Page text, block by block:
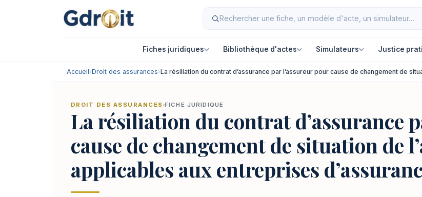
Fiches juridiques Bibliothèque d'actes Simulateurs Justice
Accueil›Droit des assurances›La résiliation du contrat d’assurance par l’assureur pour cause de changement de
DROIT DES ASSURANCES FICHE JURIDIQUE
La résiliation du contrat d’assurance
cause de changement de situation de
applicables aux entreprises